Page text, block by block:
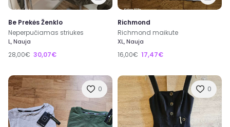
Be Prekės Ženklo
Neperpučiamas striukes
L, Nauja
28,00€ 30,07€
Richmond
Richmond maikute
XL, Nauja
16,00€ 17,47€
0 0